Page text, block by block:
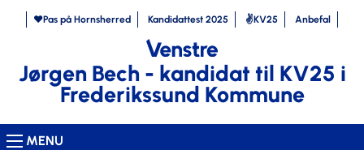
❤️Pas på Hornsherred Kandidattest 2025 ✌️KV25 Anbefal
Jørgen Bech - kandidat til KV25 i
Frederikssund Kommune
MENU